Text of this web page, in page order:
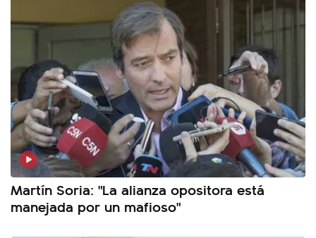
Martín Soria: "La alianza opositora está
manejada por un mafioso"